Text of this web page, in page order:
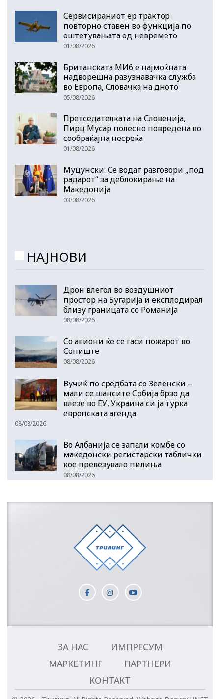
Сервисираниот ер трактор
повторно ставен во функција по
оштетувањата од невремето
01/08/2026
Британската МИ6 е најмоќната
надворешна разузнавачка служба
во Европа, Словачка на дното
05/08/2026
Претседателката на Словенија,
Пирц Мусар полесно повредена во
сообраќајна несреќа
01/08/2026
Муцунски: Се водат разговори „под
радарот“ за деблокирање на
Македонија
03/08/2026
НАЈНОВИ
Дрон влегол во воздушниот
простор на Бугарија и експлодирал
близу границата со Романија
08/08/2026
Со авиони ќе се гаси пожарот во
Сопиште
08/08/2026
Вучиќ по средбата со Зеленски –
мали се шансите Србија брзо да
влезе во ЕУ, Украина си ја турка
европската агенда
08/08/2026
Во Албанија се запали комбе со
македонски регистарски таблички
кое превезувало пилиња
08/08/2026
ЗА НАС
ИМПРЕСУМ
МАРКЕТИНГ
ПАРТНЕРИ
КОНТАКТ